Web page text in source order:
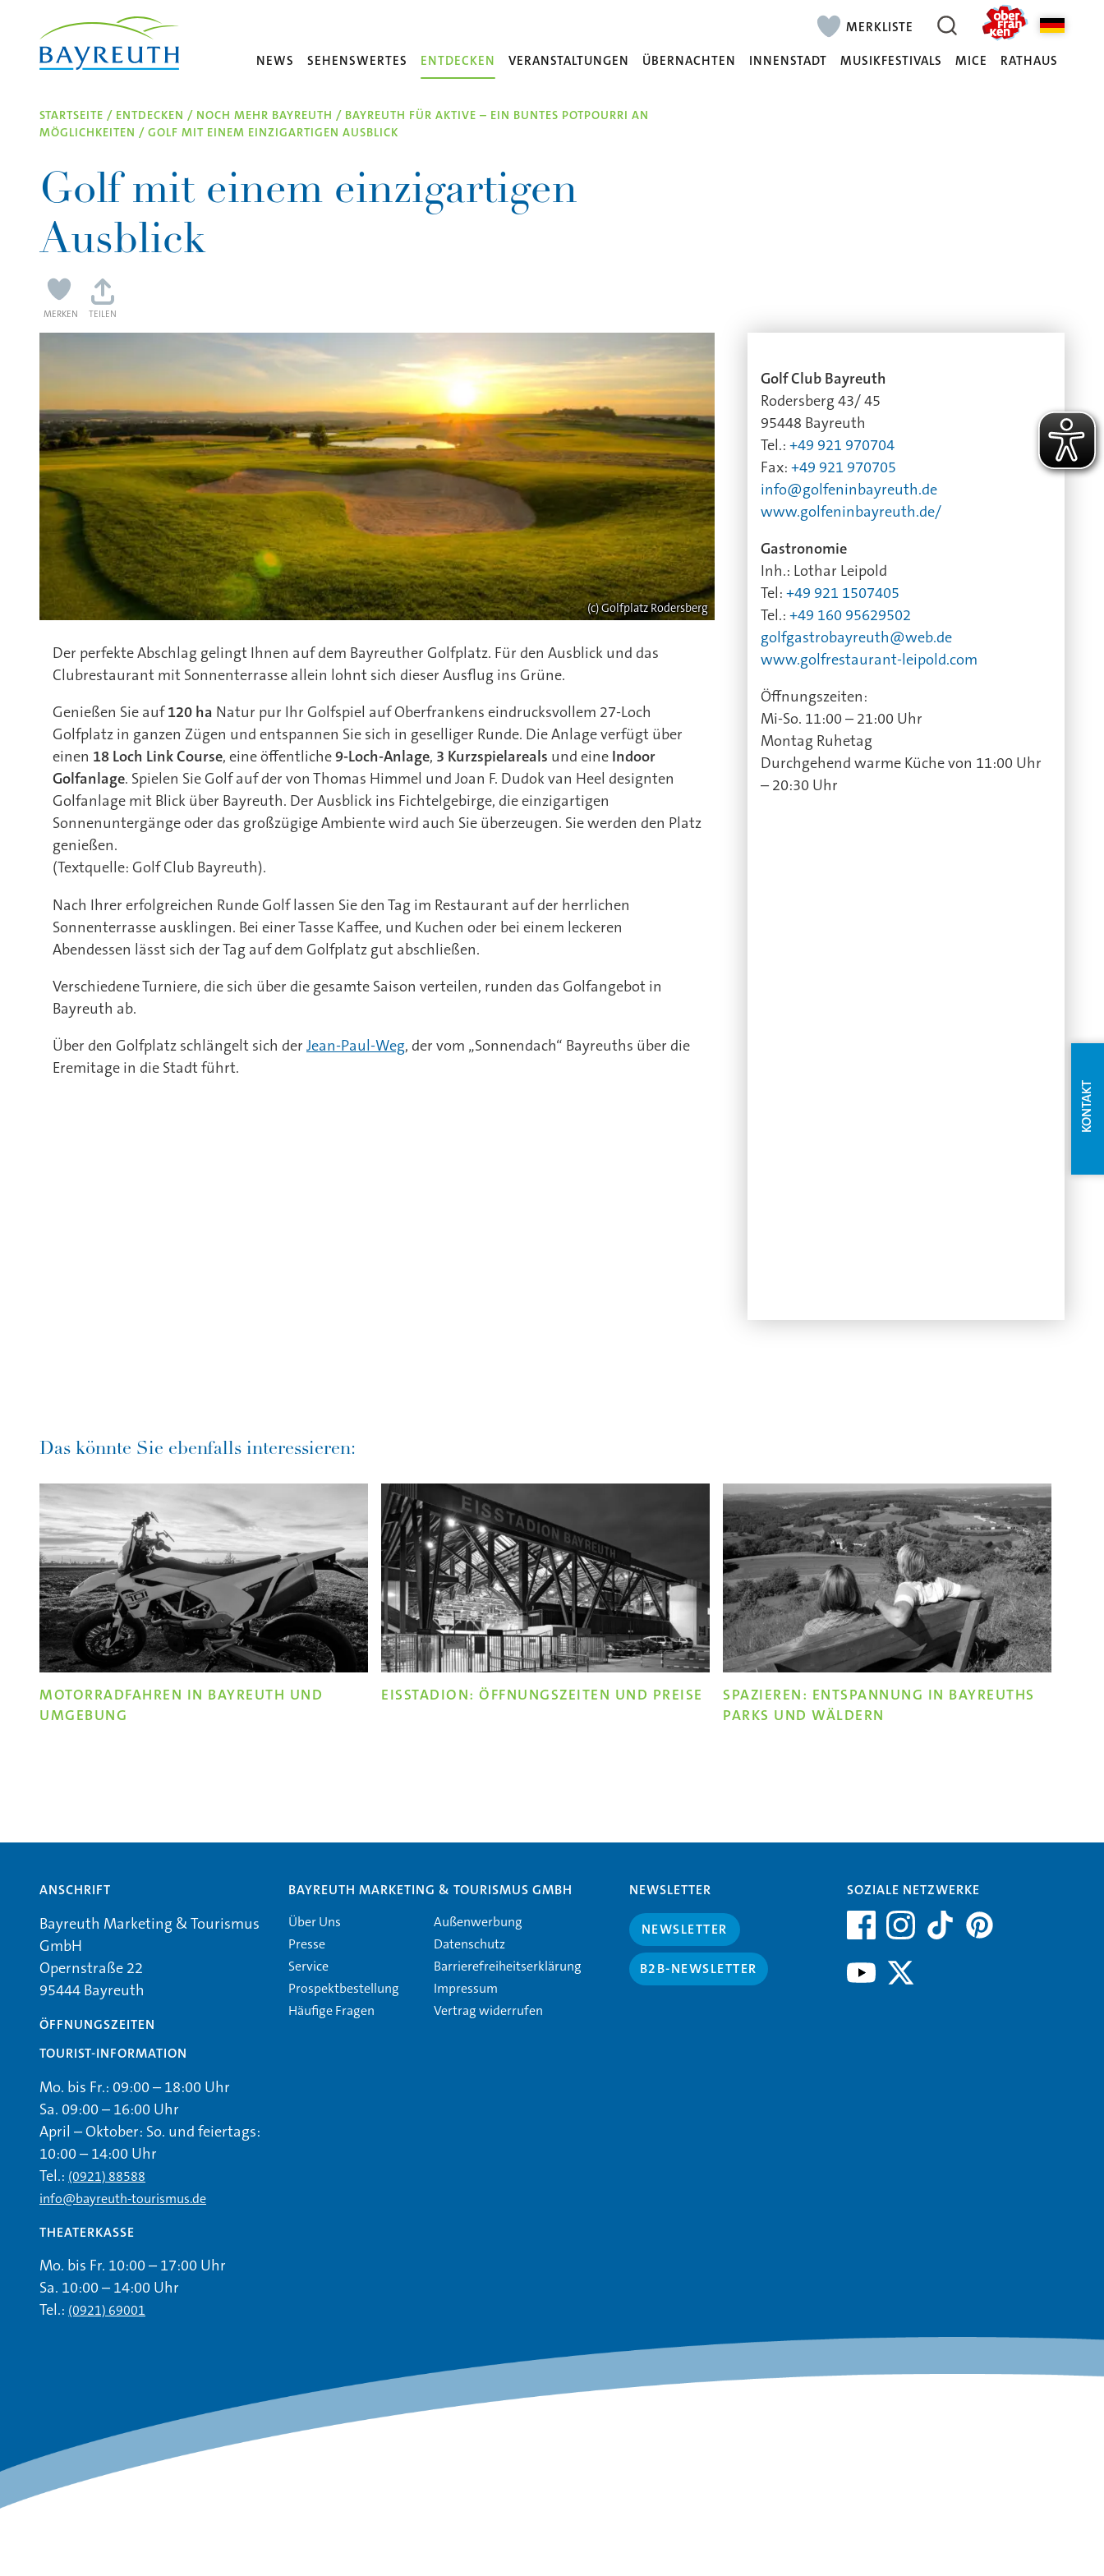
MERKLISTE
NEWS SEHENSWERTES ENTDECKEN VERANSTALTUNGEN ÜBERNACHTEN INNENSTADT MUSIKFESTIVALS MICE RATHAUS
STARTSEITE / ENTDECKEN / NOCH MEHR BAYREUTH / BAYREUTH FÜR AKTIVE – EIN BUNTES POTPOURRI AN
MÖGLICHKEITEN / GOLF MIT EINEM EINZIGARTIGEN AUSBLICK
Golf mit einem einzigartigen
Ausblick
MERKEN TEILEN
(c) Golfplatz Rodersberg
Der perfekte Abschlag gelingt Ihnen auf dem Bayreuther Golfplatz. Für den Ausblick und das
Clubrestaurant mit Sonnenterrasse allein lohnt sich dieser Ausflug ins Grüne.
Genießen Sie auf120 ha Natur pur Ihr Golfspiel auf Oberfrankens eindrucksvollem 27-Loch
Golfplatz in ganzen Zügen und entspannen Sie sich in geselliger Runde. Die Anlage verfügt über
einen 18 Loch Link Course, eine öffentliche9-Loch-Anlage, 3 Kurzspielareals und eine Indoor
Golfanlage. Spielen Sie Golf auf der von Thomas Himmel und Joan F. Dudok van Heel designten
Golfanlage mit Blick über Bayreuth. Der Ausblick ins Fichtelgebirge, die einzigartigen
Sonnenuntergänge oder das großzügige Ambiente wird auch Sie überzeugen. Sie werden den Platz
genießen.
(Textquelle: Golf Club Bayreuth).
Nach Ihrer erfolgreichen Runde Golf lassen Sie den Tag im Restaurant auf der herrlichen
Sonnenterrasse ausklingen. Bei einer Tasse Kaffee, und Kuchen oder bei einem leckeren
Abendessen lässt sich der Tag auf dem Golfplatz gut abschließen.
Verschiedene Turniere, die sich über die gesamte Saison verteilen, runden das Golfangebot in
Bayreuth ab.
Über den Golfplatz schlängelt sich der Jean-Paul-Weg, der vom „Sonnendach“ Bayreuths über die
Eremitage in die Stadt führt.
Golf Club Bayreuth
Rodersberg 43/ 45
95448 Bayreuth
Tel.:+49 921 970704
Fax:+49 921 970705
info@golfeninbayreuth.de
www.golfeninbayreuth.de/
Gastronomie
Inh.: Lothar Leipold
Tel:+49 921 1507405
Tel.:+49 160 95629502
golfgastrobayreuth@web.de
www.golfrestaurant-leipold.com
Öffnungszeiten:
Mi-So. 11:00 – 21:00 Uhr
Montag Ruhetag
Durchgehend warme Küche von 11:00 Uhr
– 20:30 Uhr
Das könnte Sie ebenfalls interessieren:
MOTORRADFAHREN IN BAYREUTH UND
UMGEBUNG
EISSTADION: ÖFFNUNGSZEITEN UND PREISE
SPAZIEREN: ENTSPANNUNG IN BAYREUTHS
PARKS UND WÄLDERN
ANSCHRIFT
Bayreuth Marketing & Tourismus
GmbH
Opernstraße 22
95444 Bayreuth
ÖFFNUNGSZEITEN
TOURIST-INFORMATION
Mo. bis Fr.: 09:00 – 18:00 Uhr
Sa. 09:00 – 16:00 Uhr
April – Oktober: So. und feiertags:
10:00 – 14:00 Uhr
Tel.: (0921) 88588
info@bayreuth-tourismus.de
THEATERKASSE
Mo. bis Fr. 10:00 – 17:00 Uhr
Sa. 10:00 – 14:00 Uhr
Tel.: (0921) 69001
BAYREUTH MARKETING & TOURISMUS GMBH
Über Uns
Presse
Service
Prospektbestellung
Häufige Fragen
Außenwerbung
Datenschutz
Barrierefreiheitserklärung
Impressum
Vertrag widerrufen
NEWSLETTER
NEWSLETTER
B2B-NEWSLETTER
SOZIALE NETZWERKE
KONTAKT